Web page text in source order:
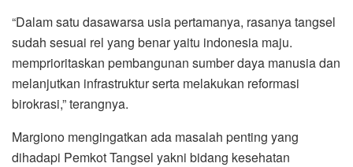
“Dalam satu dasawarsa usia pertamanya, rasanya tangsel
sudah sesuai rel yang benar yaitu indonesia maju.
memprioritaskan pembangunan sumber daya manusia dan
melanjutkan infrastruktur serta melakukan reformasi
birokrasi,” terangnya.
Margiono mengingatkan ada masalah penting yang
dihadapi Pemkot Tangsel yakni bidang kesehatan